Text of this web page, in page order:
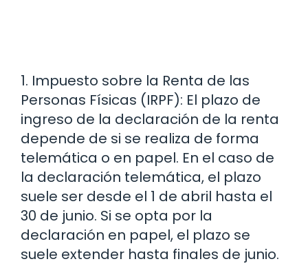
1. Impuesto sobre la Renta de las
Personas Físicas (IRPF): El plazo de
ingreso de la declaración de la renta
depende de si se realiza de forma
telemática o en papel. En el caso de
la declaración telemática, el plazo
suele ser desde el 1 de abril hasta el
30 de junio. Si se opta por la
declaración en papel, el plazo se
suele extender hasta finales de junio.